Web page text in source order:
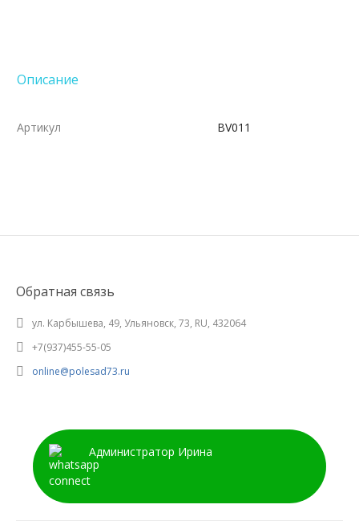
Описание
Артикул BV011
Обратная связь
ул. Карбышева, 49, Ульяновск, 73, RU, 432064
+7(937)455-55-05
online@polesad73.ru
Администратор Ирина